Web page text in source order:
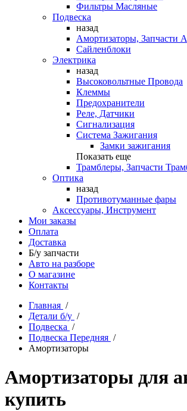
Фильтры Масляные
Подвеска
назад
Амортизаторы, Запчасти
Сайленблоки
Электрика
назад
Высоковольтные Провода
Клеммы
Предохранители
Реле, Датчики
Сигнализация
Система Зажигания
Замки зажигания
Показать еще
Трамблеры, Запчасти
Оптика
назад
Противотуманные фары
Аксессуары, Инструмент
Мои заказы
Оплата
Доставка
Б/у запчасти
Авто на разборе
О магазине
Контакты
Главная /
Детали б/у /
Подвеска /
Подвеска Передняя /
Амортизаторы
Амортизаторы для
купить